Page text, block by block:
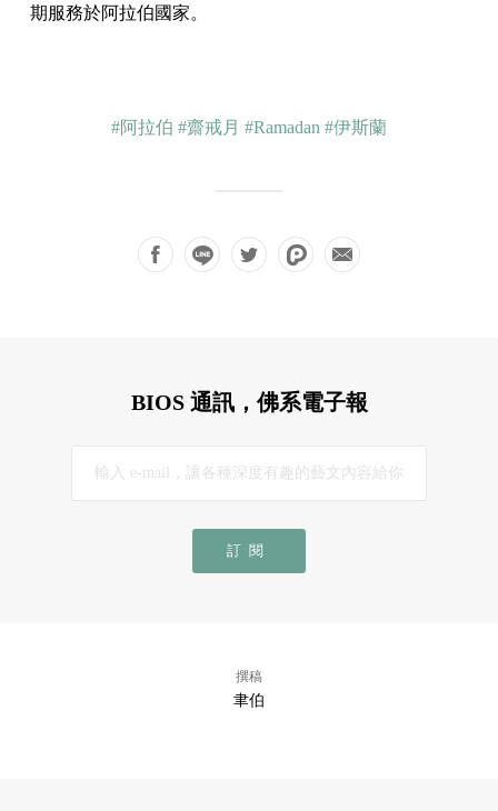
期服務於阿拉伯國家。
#阿拉伯 #齋戒月 #Ramadan #伊斯蘭
BIOS 通訊，佛系電子報
訂閱
撰稿
聿伯